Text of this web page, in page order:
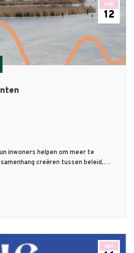
feb
12
inwoners helpen om meer te
creëren tussen beleid,…
apr